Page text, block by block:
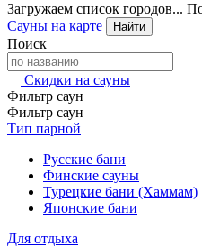
Загружаем список городов...
Сауны на карте
Найти
Поиск
Скидки на сауны
Фильтр саун
Фильтр саун
Тип парной
Русские бани
Финские сауны
Турецкие бани (Хаммам)
Японские бани
Для отдыха